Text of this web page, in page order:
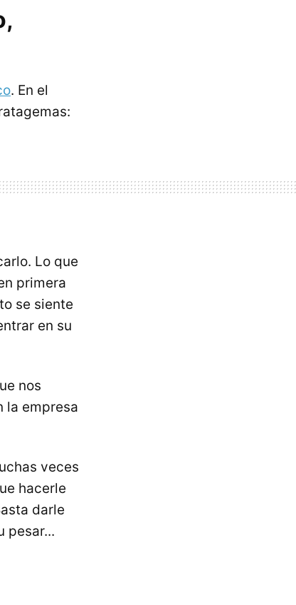
. En el
Lo que
primera
se siente
en su
nos
la empresa
veces
hacerle
darle
pesar...